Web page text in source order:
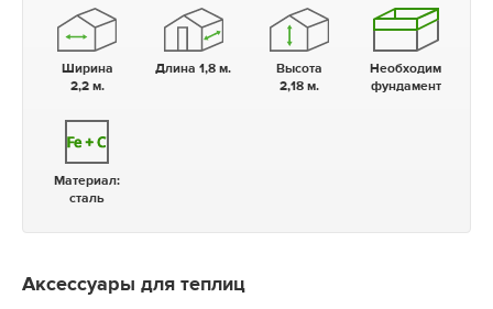
Ширина
2,2 м.
Длина 1,8 м.
Высота
2,18 м.
Необходим
фундамент
Материал:
сталь
Аксессуары для теплиц